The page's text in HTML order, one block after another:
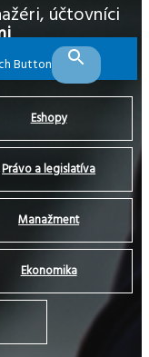
Button
účtovníci
Eshopy
Právo a legislatíva
Manažment
Ekonomika